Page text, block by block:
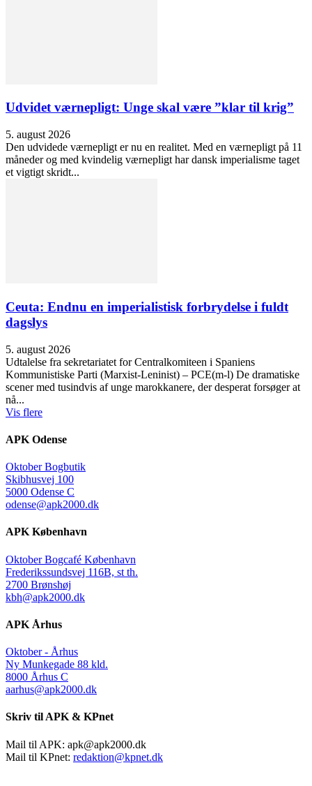
Udvidet værnepligt: Unge skal være ”klar til krig”
5. august 2026
Den udvidede værnepligt er nu en realitet. Med en værnepligt på 11
måneder og med kvindelig værnepligt har dansk imperialisme taget
et vigtigt skridt...
Ceuta: Endnu en imperialistisk forbrydelse i fuldt
dagslys
5. august 2026
Udtalelse fra sekretariatet for Centralkomiteen i Spaniens
Kommunistiske Parti (Marxist-Leninist) – PCE(m-l) De dramatiske
scener med tusindvis af unge marokkanere, der desperat forsøger at
nå...
Vis flere
APK Odense
Oktober Bogbutik
Skibhusvej 100
5000 Odense C
odense@apk2000.dk
APK København
Oktober Bogcafé København
Frederikssundsvej 116B, st th.
2700 Brønshøj
kbh@apk2000.dk
APK Århus
Oktober - Århus
Ny Munkegade 88 kld.
8000 Århus C
aarhus@apk2000.dk
Skriv til APK & KPnet
Mail til APK: apk@apk2000.dk
Mail til KPnet: redaktion@kpnet.dk